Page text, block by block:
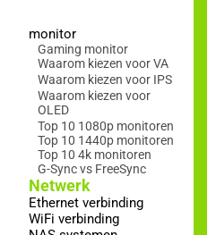
monitor
Gaming monitor
Waarom kiezen voor VA
Waarom kiezen voor IPS
Waarom kiezen voor
OLED
Top 10 1080p monitoren
Top 10 1440p monitoren
Top 10 4k monitoren
G-Sync vs FreeSync
Netwerk
Ethernet verbinding
WiFi verbinding